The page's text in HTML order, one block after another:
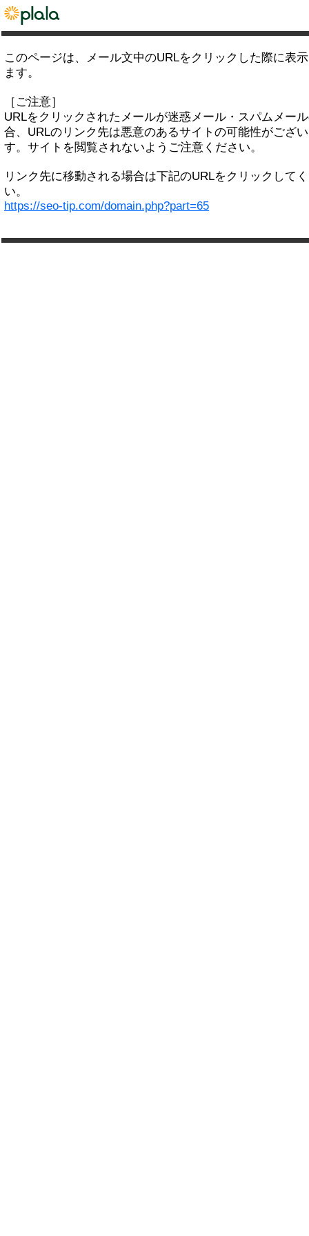
このページは、メール文中のURLをクリックした際に表
ます。
［ご注意］
URLをクリックされたメールが迷惑メール・スパムメー
合、URLのリンク先は悪意のあるサイトの可能性がござ
す。サイトを閲覧されないようご注意ください。
リンク先に移動される場合は下記のURLをクリックして
い。
https://seo-tip.com/domain.php?part=65